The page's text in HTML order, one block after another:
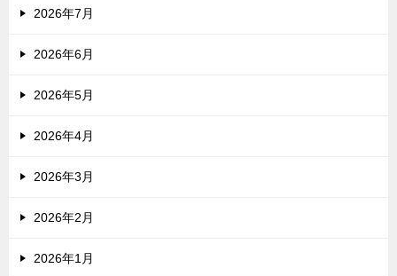
2026年7月
2026年6月
2026年5月
2026年4月
2026年3月
2026年2月
2026年1月